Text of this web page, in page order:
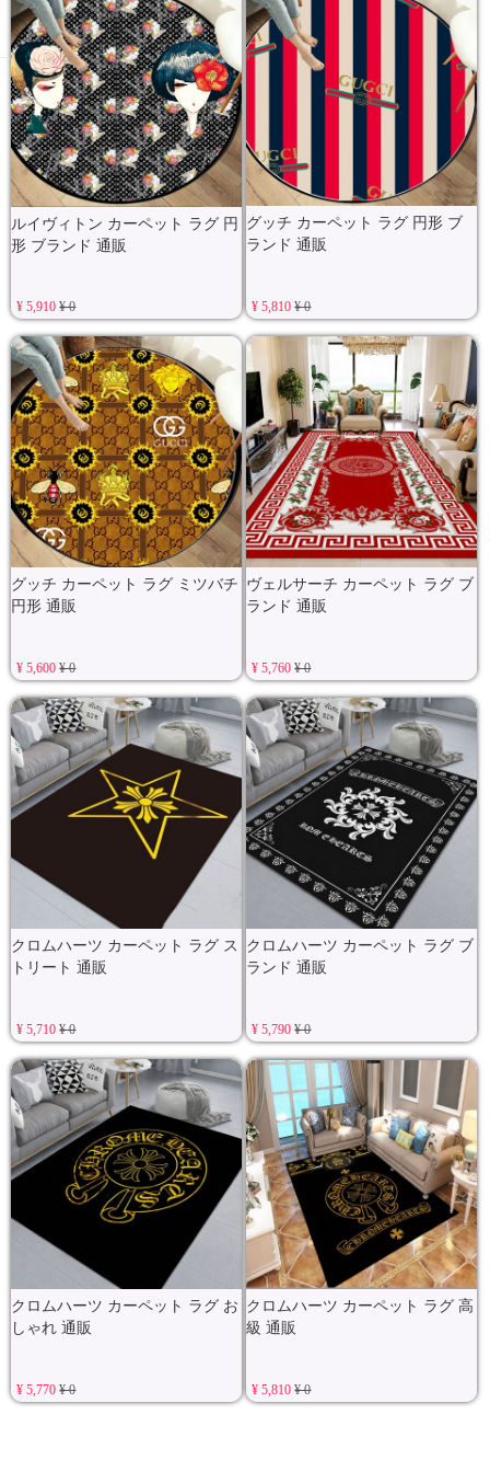
ルイヴィトン カーペット ラグ 円
形 ブランド 通販
¥ 5,910¥ 0
グッチ カーペット ラグ 円形 ブ
ランド 通販
¥ 5,810¥ 0
グッチ カーペット ラグ ミツバチ
円形 通販
¥ 5,600¥ 0
ヴェルサーチ カーペット ラグ ブ
ランド 通販
¥ 5,760¥ 0
クロムハーツ カーペット ラグ ス
トリート 通販
¥ 5,710¥ 0
クロムハーツ カーペット ラグ ブ
ランド 通販
¥ 5,790¥ 0
クロムハーツ カーペット ラグ お
しゃれ 通販
¥ 5,770¥ 0
クロムハーツ カーペット ラグ 高
級 通販
¥ 5,810¥ 0